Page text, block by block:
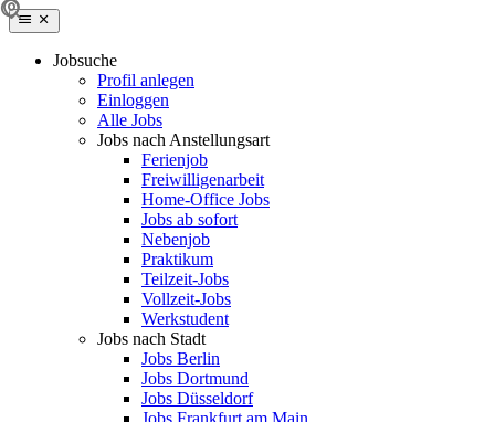
Jobsuche
Profil anlegen
Einloggen
Alle Jobs
Jobs nach Anstellungsart
Ferienjob
Freiwilligenarbeit
Home-Office Jobs
Jobs ab sofort
Nebenjob
Praktikum
Teilzeit-Jobs
Vollzeit-Jobs
Werkstudent
Jobs nach Stadt
Jobs Berlin
Jobs Dortmund
Jobs Düsseldorf
Jobs Frankfurt am Main